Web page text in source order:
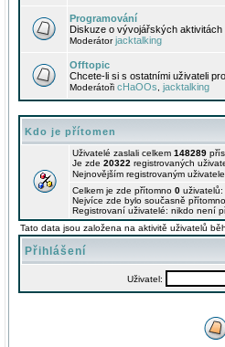
Programování
Diskuze o vývojářských aktivitách
Moderátorjacktalking
Offtopic
Chcete-li si s ostatními uživateli
Moderátoři cHaOOs jacktalking
Kdo je přítomen
Uživatelé zaslali celkem 148289
Je zde 20322 registrovaných
Nejnovějším registrovaným
Celkem je zde přítomno 0
Nejvíce zde bylo současně přítomno
Registrovaní uživatelé: nikdo není
Tato data jsou založena na aktivitě uživatelů
Přihlášení
Uživatel: